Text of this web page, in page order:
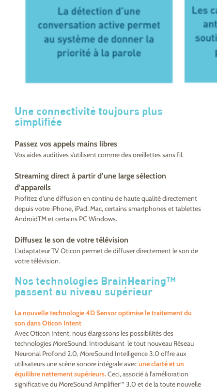
Une connectivité toujours plus
simplifiée
Passez vos appels mains libres
Vos aides auditives s’utilisent comme des oreillettes sans fil.
Streaming direct à partir d’une large sélection
d’appareils
Profitez d’une diffusion en continu de haute qualité directement
depuis votre iPhone, iPad, Mac, certains smartphones et tablettes
AndroidTM et certains PC Windows.
Diffusez le son de votre télévision
L’adaptateur TV Oticon permet de diffuser directement le son de
votre télévision.
Nos technologies BrainHearing™
passent au niveau supérieur
La nouvelle technologie 4D Sensor optimise le traitement du
son dans Oticon Intent
Avec Oticon Intent, nous élargissons les possibilités des
technologies MoreSound. Introduisant le tout nouveau Réseau
Neuronal Profond 2.0, MoreSound Intelligence 3.0 offre aux
utilisateurs une scène sonore intégrale avecune clarté et un
équilibre nettement supérieurs.Ceci, associé à l’amélioration
significative du MoreSound Amplifier™ 3.0 et de la toute nouvelle